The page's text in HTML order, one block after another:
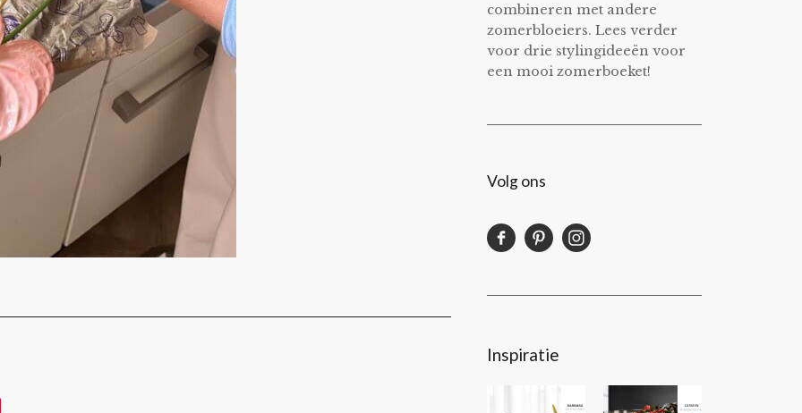
combineren met andere
zomerbloeiers. Lees verder
voor drie stylingideeën voor
een mooi zomerboeket!
Volg ons
Inspiratie